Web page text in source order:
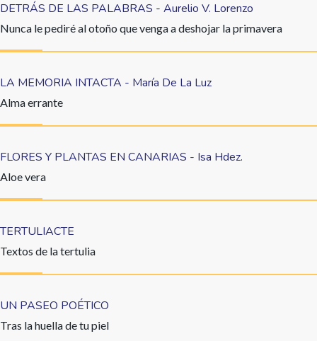
DETRÁS DE LAS PALABRAS - Aurelio V. Lorenzo
Nunca le pediré al otoño que venga a deshojar la primavera
LA MEMORIA INTACTA - María De La Luz
Alma errante
FLORES Y PLANTAS EN CANARIAS - Isa Hdez.
Aloe vera
TERTULIACTE
Textos de la tertulia
UN PASEO POÉTICO
Tras la huella de tu piel